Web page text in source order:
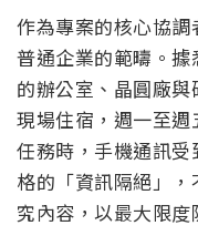
作為專案的核心協
普通企業的範疇。
的辦公室、晶圓廠
現場住宿，週一至
任務時，手機通訊
格的「資訊隔絕」
究內容，以最大限度